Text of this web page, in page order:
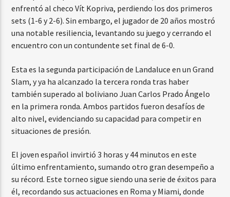
enfrentó al checo Vít Kopriva, perdiendo los dos primeros
sets (1-6 y 2-6). Sin embargo, el jugador de 20 años mostró
una notable resiliencia, levantando su juego y cerrando el
encuentro con un contundente set final de 6-0.
Esta es la segunda participación de Landaluce en un Grand
Slam, y ya ha alcanzado la tercera ronda tras haber
también superado al boliviano Juan Carlos Prado Ángelo
en la primera ronda. Ambos partidos fueron desafíos de
alto nivel, evidenciando su capacidad para competir en
situaciones de presión.
El joven español invirtió 3 horas y 44 minutos en este
último enfrentamiento, sumando otro gran desempeño a
su récord. Este torneo sigue siendo una serie de éxitos para
él, recordando sus actuaciones en Roma y Miami, donde